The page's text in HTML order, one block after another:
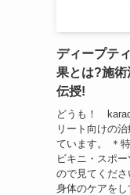
ディープテ
果とは?施
伝授!
どうも！
リート向けの
ています。 ＊
ビキニ・スポ
ので見てくださ
身体のケアをし